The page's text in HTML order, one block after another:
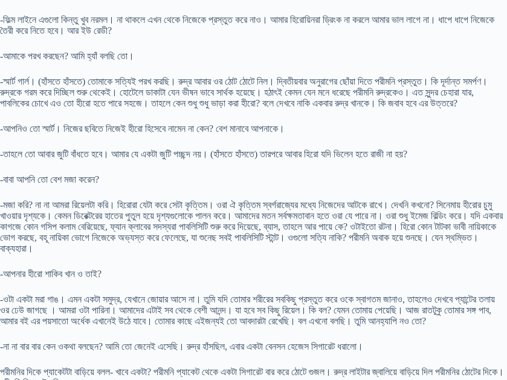
-ফিল্ম লাইনে এগুলো কিন্তু খুব নরমল। না থাকলে এখন থেকে নিজেকে প্রস্তুত করে নাও। আমার হিরোয়িনরা ড্রিংক না করলে আমার ভাল লাগে না। ধাপে ধাপে নিজেকে
তৈরী করে নিতে হবে। আর ইউ রেডী?
-আমাকে পরখ করছেন? আমি হ্যাঁ বলছি তো।
-স্মার্ট গার্ল। (হাঁসতে হাঁসতে) তোমাকে সত্যিই পরখ করছি। রুদ্র আবার ওর ঠোট ঠোটে নিল। দ্বিতীয়বার অনুরাগের ছোঁয়া দিতে পরীমনি প্রস্তুত। কি দূর্দান্ত সমর্পণ।
রুদ্রকে গরম করে দিচ্ছিল শুরু থেকেই। হোটেলে ডাকাটা যেন ভীষন ভাবে সার্থক হয়েছে। হঠাৎই কেমন যেন মনে ধরেছে পরীমনি রুদ্রকেও। এত সুন্দর চেহারা যার,
পাবলিকের চোখে এও তো হীরো হতে পারে সহজে। তাহলে কেন শুধু শুধু ভাড়া করা হীরো? বলে দেখবে নাকি একবার রুদ্র খানকে। কি জবাব হবে এর উত্তরে?
-আপনিও তো স্মার্ট। নিজের ছবিতে নিজেই হীরো হিসেবে নামেন না কেন? বেশ মানাবে আপনাকে।
-তাহলে তো আবার জুটি বাঁধতে হবে। আমার যে একটা জুটি পচ্ছন্দ নয়। (হাঁসতে হাঁসতে) তারপরে আবার হিরো যদি ভিলেন হতে রাজী না হয়?
-বাবা আপনি তো বেশ মজা করেন?
-মজা করি? না না আমরা রিয়েলটা করি। হিরোরা যেটা করে সেটা কৃত্তিম। ওরা ঐ কৃত্তিম স্বর্গরাজ্যের মধ্যে নিজেদের আটকে রাখে। দেখনি কখনো? সিনেমায় হীরোর চুমু
খাওয়ার দৃশ্যকে। কেমন ডিরেক্টরের হাতের পুতুল হয়ে দৃশ্যগুলোকে পালন করে। আমাদের মতন সর্বক্ষমতাবান হতে ওরা যে পারে না। ওরা শুধু ইমেজ বিল্ডিং করে। যদি একবার
কাগজে কোন গসিপ কলাম বেরিয়েছে, ফ্যান ক্লাবের সদস্যরা পাবলিসিটি শুরু করে দিয়েছে, ব্যাস, তাহলে আর পায়ে কে? ওটাইতো রটনা। হিরো কোন টাটকা ভাবী নায়িকাকে
ভোগ করছে, বহূ নায়িকা ভোগে নিজেকে অভ্যস্ত করে ফেলেছে, যা শুনেছ সবই পাবলিসিটি স্টান্ট। ওগুলো সত্যি নাকি? পরীমনি অবাক হয়ে শুনছে। যেন স্থম্ভিত।
বাক্যহারা।
-আপনার হীরো শাকিব খান ও তাই?
-ওটা একটা মরা গাঙ। এমন একটা সমুদ্র, যেখানে জোয়ার আসে না। তুমি যদি তোমার শরীরের সবকিছু প্রস্তুত করে ওকে স্বাগতম জানাও, তাহলেও দেখবে প্যান্টের তলায়
ওর ঢেউ জাগছে । আমরা ওটা পারিনা। আমাদের এটাই সব থেকে বেশী আনন্দ। যা হবে সব কিছু রিয়েল। কি বল? যেমন তোমায় পেয়েছি। আজ রাতটুকু তোমার সঙ্গ পাব,
আমার বই এর পয়সাতো অর্ধেক এখানেই উঠে যাবে। তোমার কাছে এইজন্যই তো আবদারটা রেখেছি। বল এখনো বলছি। তুমি আনহ্যাপি নও তো?
-না না বার বার কেন ওকথা বলছেন? আমি তো জেনেই এসেছি। রুদ্র হাঁসছিল, এবার একটা বেনসন হেজেস সিগারেট ধরালো।
পরীমনির দিকে প্যাকেটটা বাড়িয়ে বলল- খাবে একটা? পরীমনি প্যাকেট থেকে একটা সিগারেট বার করে ঠোটে গুজল। রুদ্র লাইটার জ্বালিয়ে বাড়িয়ে দিল পরীমনির ঠোটের দিকে।